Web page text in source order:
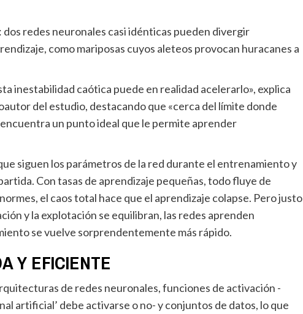
como mariposas cuyos aleteos provocan huracanes a
del estudio, destacando que «cerca del límite donde
un punto ideal que le permite aprender
Con tasas de aprendizaje pequeñas, todo fluye de
el caos total hace que el aprendizaje colapse. Pero justo
y la explotación se equilibran, las redes aprenden
se vuelve sorprendentemente más rápido.
Y EFICIENTE
artificial’ debe activarse o no- y conjuntos de datos, lo que